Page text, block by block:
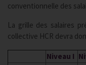
conventionnelle des
La grille des salaires
collective HCR devra
Niveau I